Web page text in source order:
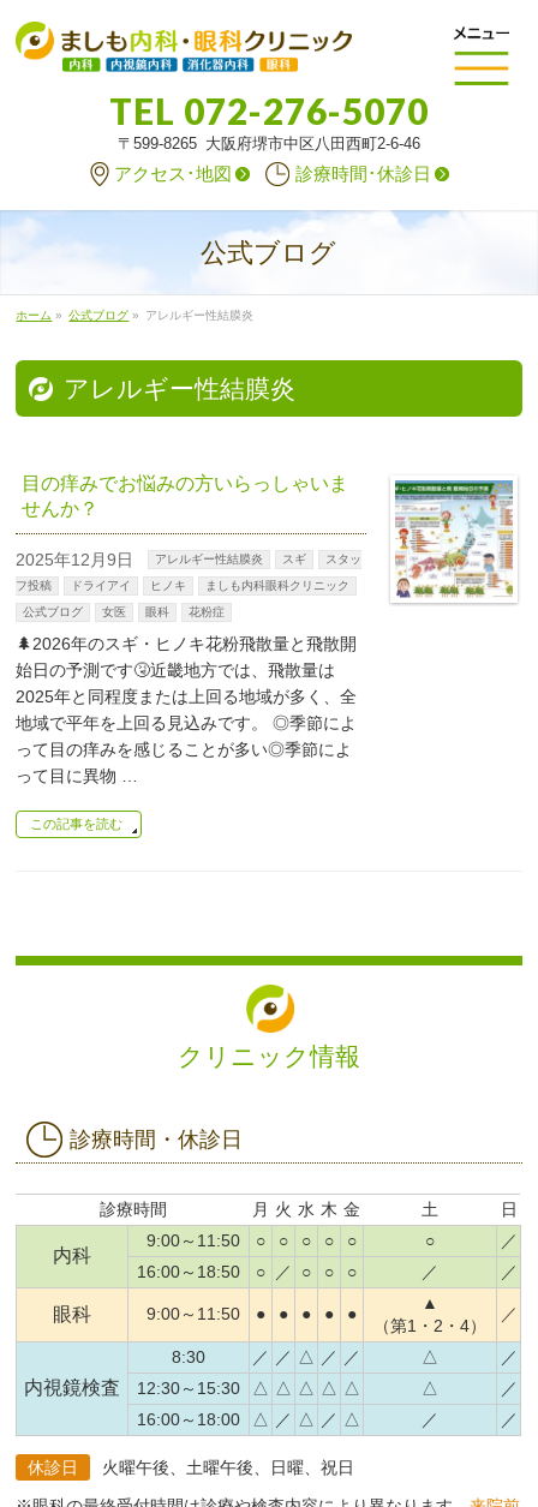
TEL 072-276-5070
〒599-8265 大阪府堺市中区八田西町2-6-46
アクセス･地図 診療時間･休診日
公式ブログ
ホーム » 公式ブログ » アレルギー性結膜炎
アレルギー性結膜炎
目の痒みでお悩みの方いらっしゃいま
せんか？
2025年12月9日 アレルギー性結膜炎 スギ
スタッ
フ投稿
ドライアイ ヒノキ
ましも内科眼科クリニック
公式ブログ
女医 眼科 花粉症
🌲2026年のスギ・ヒノキ花粉飛散量と飛散開
始日の予測です🤧近畿地方では、飛散量は
2025年と同程度または上回る地域が多く、全
地域で平年を上回る見込みです。 ◎季節によ
って目の痒みを感じることが多い◎季節によ
って目に異物 …
この記事を読む
クリニック情報
診療時間・休診日
診療時間 月 火 水 木 金 土 日
内科
9:00～11:50 ○ ○ ○ ○ ○ ○
／
16:00～18:50
○ ／ ○ ○ ○ ／ ／
眼科 9:00～11:50 ● ● ● ● ●
▲
（第1・2・4）
／
内視鏡検査
8:30 ／ ／ △ ／ ／ △
／
12:30～15:30
△ △ △ △ △ △
／
16:00～18:00
△ ／ △ ／ △ ／ ／
休診日
火曜午後、土曜午後、日曜、祝日